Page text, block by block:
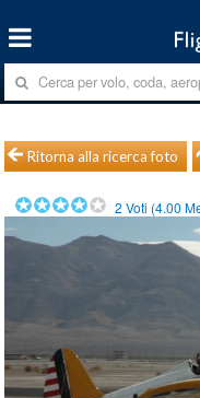
Ritorna alla ricerca foto
2 Voti (4.00